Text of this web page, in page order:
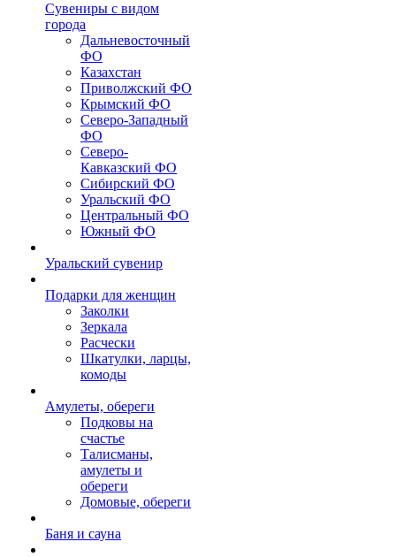
Сувениры с видом
города
Дальневосточный
ФО
Казахстан
Приволжский ФО
Крымский ФО
Северо-Западный
ФО
Северо-
Кавказский ФО
Сибирский ФО
Уральский ФО
Центральный ФО
Южный ФО
Уральский сувенир
Подарки для женщин
Заколки
Зеркала
Расчески
Шкатулки, ларцы,
комоды
Амулеты, обереги
Подковы на
счастье
Талисманы,
амулеты и
обереги
Домовые, обереги
Баня и сауна